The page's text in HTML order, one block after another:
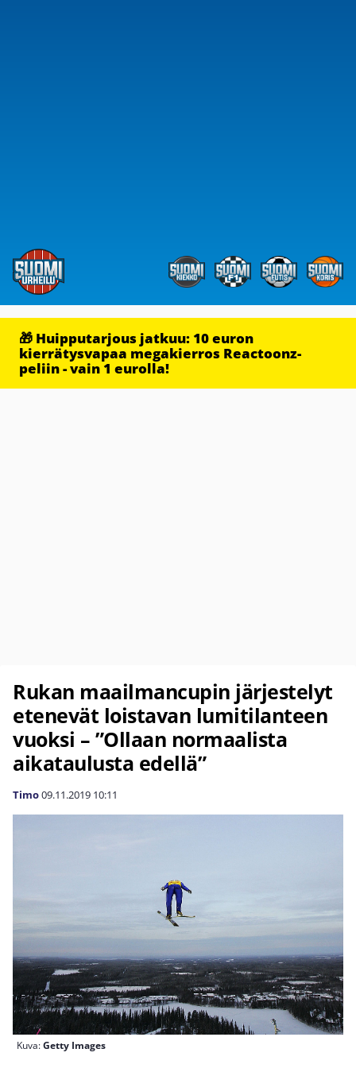
🎁 Huipputarjous jatkuu: 10 euron
kierrätysvapaa megakierros Reactoonz-
peliin - vain 1 eurolla!
Rukan maailmancupin järjestelyt
etenevät loistavan lumitilanteen
vuoksi – ”Ollaan normaalista
aikataulusta edellä”
Timo09.11.2019 10:11
Kuva:Getty Images